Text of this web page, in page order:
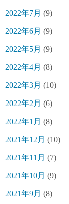
2022年7月 (9)
2022年6月 (9)
2022年5月 (9)
2022年4月 (8)
2022年3月 (10)
2022年2月 (6)
2022年1月 (8)
2021年12月 (10)
2021年11月 (7)
2021年10月 (9)
2021年9月 (8)